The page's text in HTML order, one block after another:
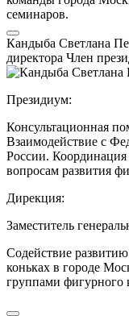
семинаров.
Кандыба Светлана
директора Член
Президиум:
Консультационная
Взаимодействие с
России.
вопросам развития
Дирекция:
Заместитель
Содействие
коньках в городе
группами фигурного